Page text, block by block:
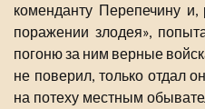
коменданту Перепечину
поражении злодея»,
погоню за ним верные
не поверил, только отдал
на потеху местным